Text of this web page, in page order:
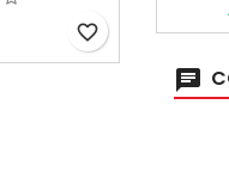
favorite_border